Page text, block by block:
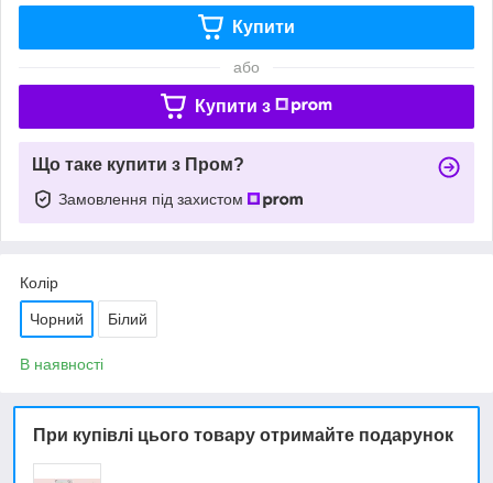
Купити
або
Купити з
Що таке купити з Пром?
Замовлення під захистом
Колір
Чорний Білий
В наявності
При купівлі цього товару отримайте подарунок